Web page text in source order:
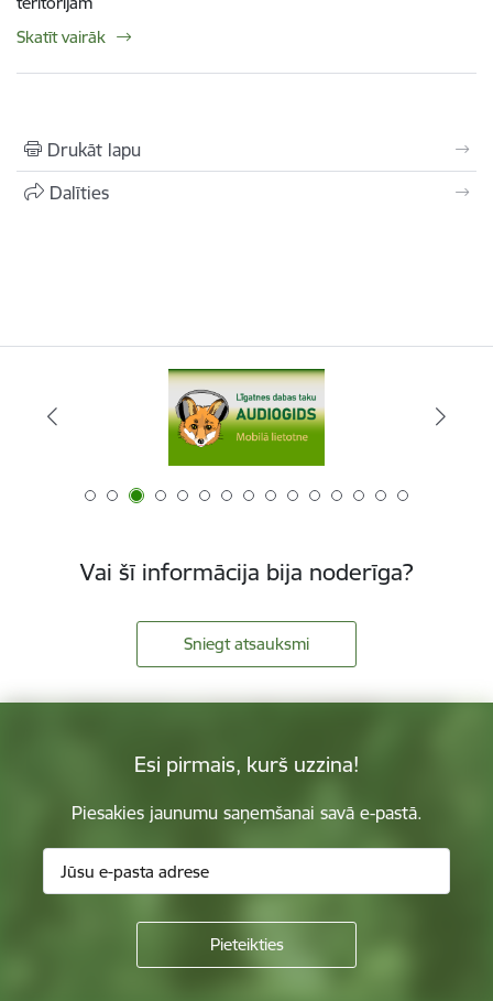
Skatīt vairāk
Drukāt lapu
Dalīties
Vai šī informācija bija noderīga?
Sniegt atsauksmi
Esi pirmais, kurš uzzina!
Piesakies jaunumu saņemšanai savā e-pastā.